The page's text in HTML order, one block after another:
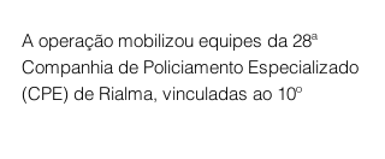
A operação mobilizou equipes da 28ª
Companhia de Policiamento Especializado
(CPE) de Rialma, vinculadas ao 10º